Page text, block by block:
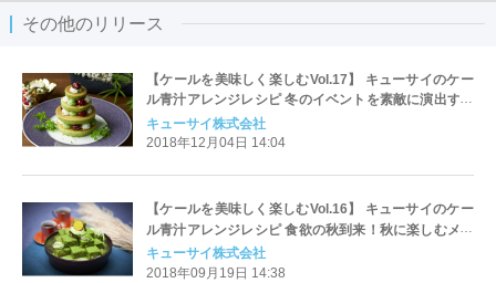
その他のリリース
【ケールを美味しく楽しむVol.17】 キューサイのケー
ル青汁アレンジレシピ 冬のイベントを素敵に演出する
メニュー特集
キューサイ株式会社
2018年12月04日 14:04
【ケールを美味しく楽しむVol.16】 キューサイのケー
ル青汁アレンジレシピ 食欲の秋到来！秋に楽しむメニ
ュー特集
キューサイ株式会社
2018年09月19日 14:38